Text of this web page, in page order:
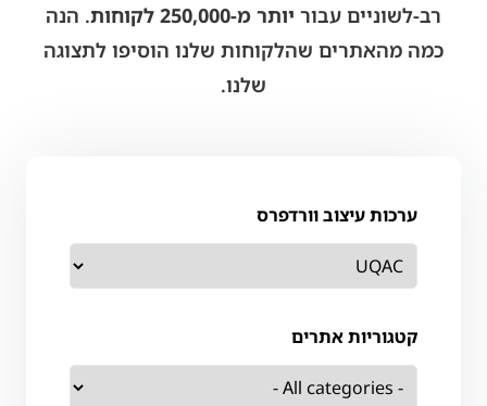
רב-לשוניים עבור יותר מ-250,000 לקוחות
. הנה
כמה מהאתרים שהלקוחות שלנו הוסיפו לתצוגה
שלנו.
ערכות עיצוב וורדפרס
קטגוריות אתרים